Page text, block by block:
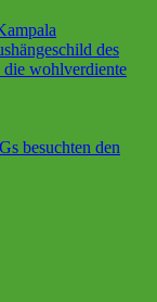
des
wohlverdiente
besuchten den